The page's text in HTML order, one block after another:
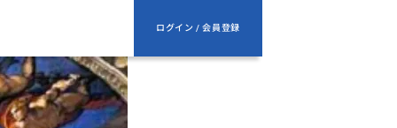
ログイン / 会員登録